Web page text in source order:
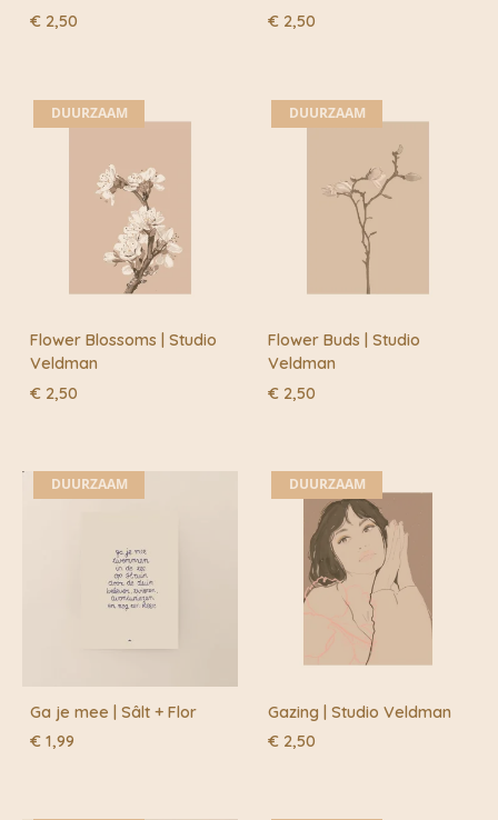
€ 2,50
€ 2,50
DUURZAAM
Flower Blossoms | Studio
Veldman
€ 2,50
DUURZAAM
Flower Buds | Studio
Veldman
€ 2,50
DUURZAAM
Ga je mee | Sâlt + Flor
€ 1,99
DUURZAAM
Gazing | Studio Veldman
€ 2,50